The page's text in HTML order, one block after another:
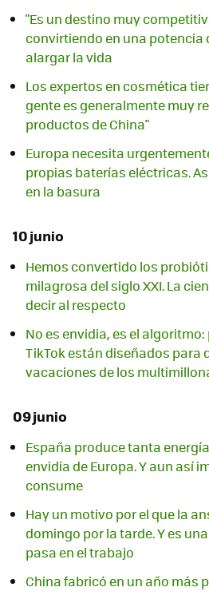
"Es un destino muy
convirtiendo en una potencia
alargar la vida
Los expertos en cosmética
gente es generalmente muy
productos de China"
Europa necesita
propias baterías eléctricas.
en la basura
10 junio
Hemos convertido los
milagrosa del siglo XXI. La
decir al respecto
No es envidia, es el
TikTok están diseñados para
vacaciones de los
09 junio
España produce tanta
envidia de Europa. Y aun así
consume
Hay un motivo por el que la
domingo por la tarde. Y es
pasa en el trabajo
China fabricó en un año más